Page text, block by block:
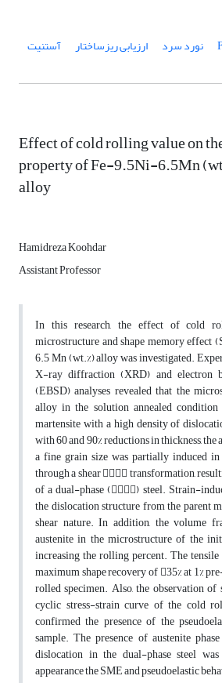
نورد سرد ارزیابی ریزساختار آستنیت
Effect of cold rolling value on
property of Fe-9.5Ni-6.5Mn
alloy
Hamidreza Koohdar
Assistant Professor
In this research, the effect of cold
microstructure and shape memory
6.5 Mn (wt.%) alloy was investigated.
X-ray diffraction (XRD) and electron
(EBSD) analyses revealed that the
alloy in the solution annealed
martensite with a high density of
with 60 and 90% reductions in thickness,
a fine grain size was partially induced
through a shear  transformation,
of a dual-phase () steel. Strain-
the dislocation structure from the parent
shear nature. In addition, the volume
austenite in the microstructure of the
increasing the rolling percent. The
maximum shape recovery of 35% at 1%
rolled specimen. Also, the observation
cyclic stress-strain curve of the cold
confirmed the presence of the
sample. The presence of austenite
dislocation in the dual-phase steel
appearance the SME and pseudoelastic